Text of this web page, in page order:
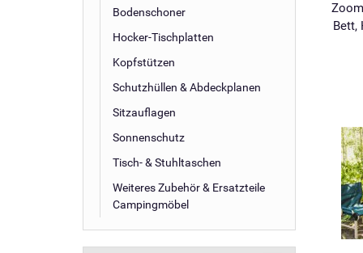
Bodenschoner
Hocker-Tischplatten
Kopfstützen
Schutzhüllen & Abdeckplanen
Sitzauflagen
Sonnenschutz
Tisch- & Stuhltaschen
Weiteres Zubehör & Ersatzteile
Campingmöbel
Bett,